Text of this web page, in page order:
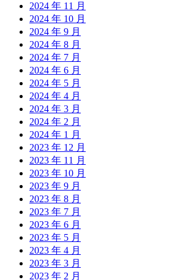
2024 年 11 月
2024 年 10 月
2024 年 9 月
2024 年 8 月
2024 年 7 月
2024 年 6 月
2024 年 5 月
2024 年 4 月
2024 年 3 月
2024 年 2 月
2024 年 1 月
2023 年 12 月
2023 年 11 月
2023 年 10 月
2023 年 9 月
2023 年 8 月
2023 年 7 月
2023 年 6 月
2023 年 5 月
2023 年 4 月
2023 年 3 月
2023 年 2 月